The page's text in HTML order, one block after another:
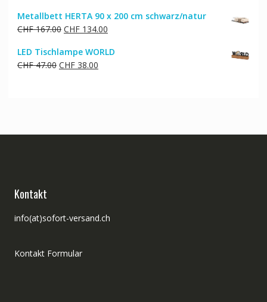
Metallbett HERTA 90 x 200 cm schwarz/natur
CHF167.00 Ursprünglicher
war:
CHF 167.00
CHF134.00Aktueller
ist:
LED Tischlampe WORLD
CHF47.00 Ursprünglicher
CHF38.00Aktueller
Kontakt
info(at)sofort-versand.ch
Kontakt Formular